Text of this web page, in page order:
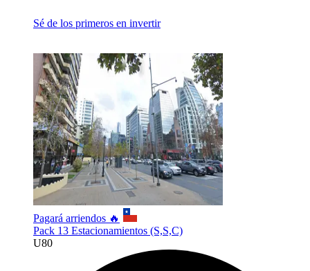
Sé de los primeros en invertir
Pagará arriendos 🔥
Pack 13 Estacionamientos (S,S,C)
U80